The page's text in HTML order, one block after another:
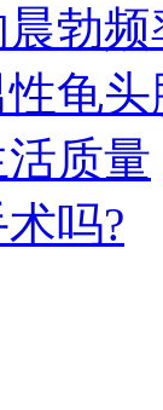
勃
龟
质量
吗?